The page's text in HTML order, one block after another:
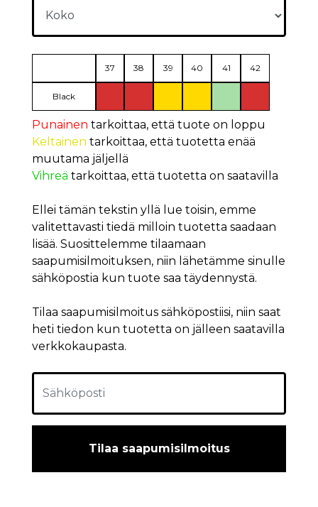
37 38 39 40 41 42
Black
Punainen tarkoittaa, että tuote on loppu
Keltainen tarkoittaa, että tuotetta enää
muutama jäljellä
Vihreä tarkoittaa, että tuotetta on saatavilla
Ellei tämän tekstin yllä lue toisin, emme
valitettavasti tiedä milloin tuotetta saadaan
lisää. Suosittelemme tilaamaan
saapumisilmoituksen, niin lähetämme sinulle
sähköpostia kun tuote saa täydennystä.
Tilaa saapumisilmoitus sähköpostiisi, niin saat
heti tiedon kun tuotetta on jälleen saatavilla
verkkokaupasta.
Tilaa saapumisilmoitus